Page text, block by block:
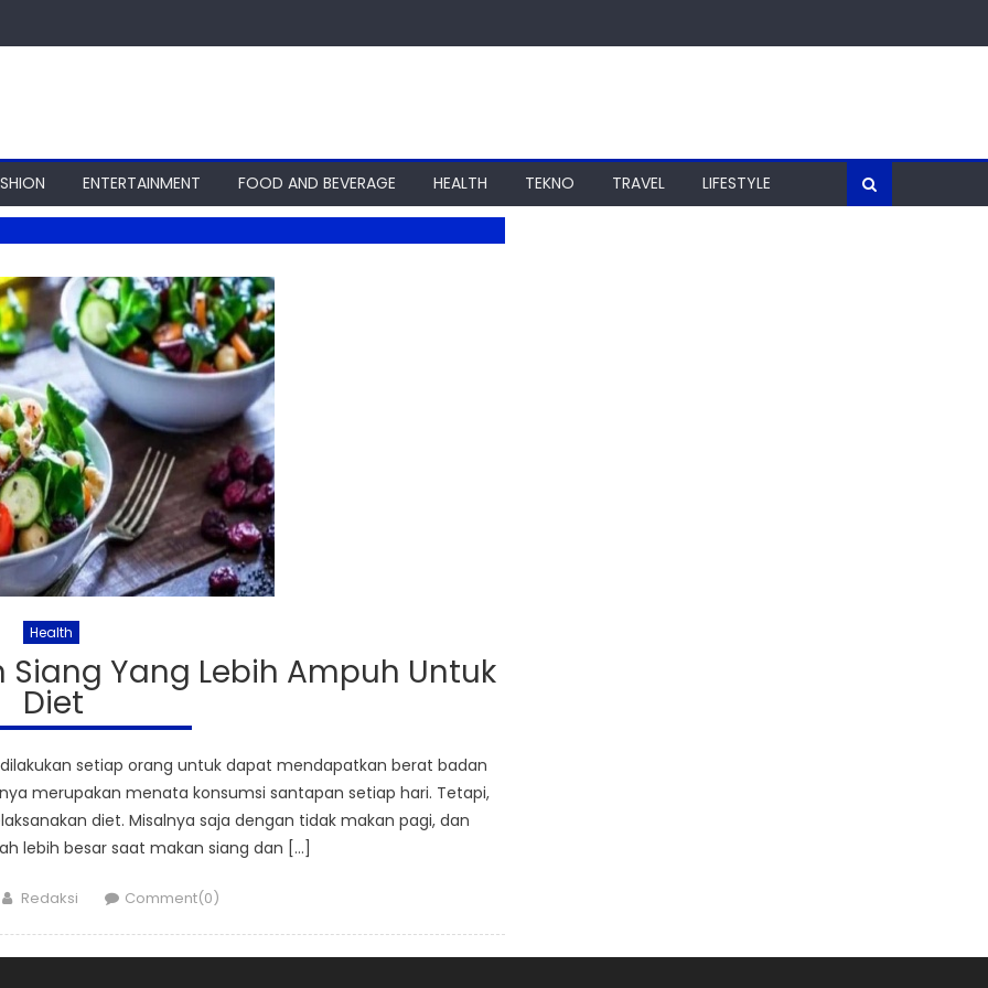
ENTERTAINMENT FOOD AND BEVERAGE HEALTH TEKNO TRAVEL LIFESTYLE
Health
Yang Lebih Ampuh Untuk
Diet
dilakukan setiap orang untuk dapat mendapatkan berat badan
merupakan menata konsumsi santapan setiap hari. Tetapi,
diet. Misalnya saja dengan tidak makan pagi, dan
lebih besar saat makan siang dan […]
Author
Redaksi Comment(0)